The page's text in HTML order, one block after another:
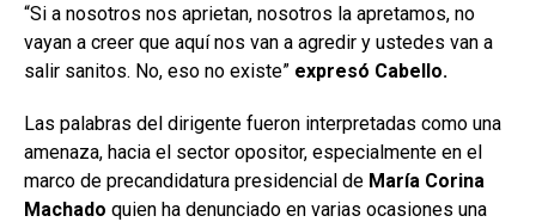
“Si a nosotros nos aprietan, nosotros la apretamos, no
vayan a creer que aquí nos van a agredir y ustedes van a
salir sanitos. No, eso no existe” expresó Cabello.
Las palabras del dirigente fueron interpretadas como una
amenaza, hacia el sector opositor, especialmente en el
marco de precandidatura presidencial de María Corina
Machado quien ha denunciado en varias ocasiones una